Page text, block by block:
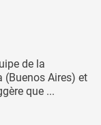
de la
(Buenos Aires) et
que ...